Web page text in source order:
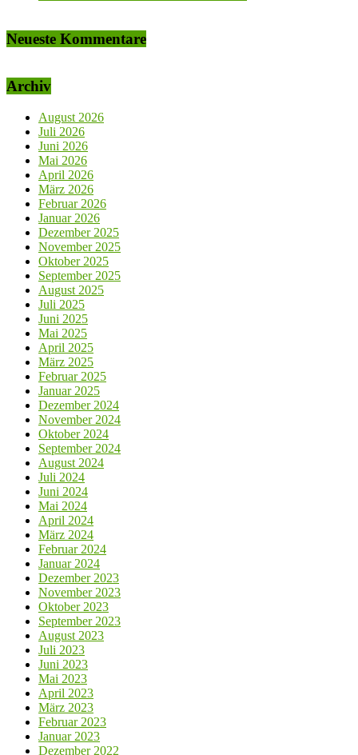
Neueste Kommentare
Archiv
August 2026
Juli 2026
Juni 2026
Mai 2026
April 2026
März 2026
Februar 2026
Januar 2026
Dezember 2025
November 2025
Oktober 2025
September 2025
August 2025
Juli 2025
Juni 2025
Mai 2025
April 2025
März 2025
Februar 2025
Januar 2025
Dezember 2024
November 2024
Oktober 2024
September 2024
August 2024
Juli 2024
Juni 2024
Mai 2024
April 2024
März 2024
Februar 2024
Januar 2024
Dezember 2023
November 2023
Oktober 2023
September 2023
August 2023
Juli 2023
Juni 2023
Mai 2023
April 2023
März 2023
Februar 2023
Januar 2023
Dezember 2022